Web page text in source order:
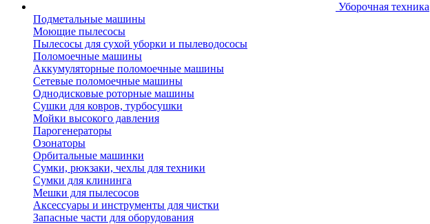
Уборочная техника
Подметальные машины
Моющие пылесосы
Пылесосы для сухой уборки и пылеводососы
Поломоечные машины
Аккумуляторные поломоечные машины
Сетевые поломоечные машины
Однодисковые роторные машины
Сушки для ковров, турбосушки
Мойки высокого давления
Парогенераторы
Озонаторы
Орбитальные машинки
Сумки, рюкзаки, чехлы для техники
Сумки для клининга
Мешки для пылесосов
Аксессуары и инструменты для чистки
Запасные части для оборудования